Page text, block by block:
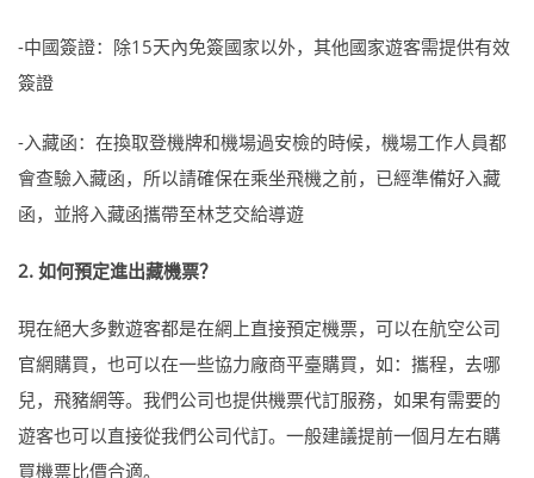
-中國簽證：除15天內免簽國家以外，其他國家遊客需提供有效
簽證
-入藏函：在換取登機牌和機場過安檢的時候，機場工作人員都
會查驗入藏函，所以請確保在乘坐飛機之前，已經準備好入藏
函，並將入藏函攜帶至林芝交給導遊
2. 如何預定進出藏機票？
現在絕大多數遊客都是在網上直接預定機票，可以在航空公司
官網購買，也可以在一些協力廠商平臺購買，如：攜程，去哪
兒，飛豬網等。我們公司也提供機票代訂服務，如果有需要的
遊客也可以直接從我們公司代訂。一般建議提前一個月左右購
買機票比價合適。